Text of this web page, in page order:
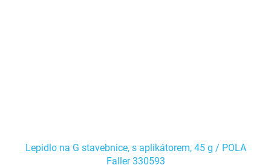
Lepidlo na G stavebnice, s aplikátorem, 45 g / POLA
Faller 330593